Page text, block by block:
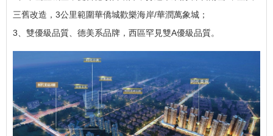
三舊改造，3公里範圍華僑城歡樂海岸/華潤萬象城；
3、雙優級品質、德美系品牌，西區罕見雙A優級品質。